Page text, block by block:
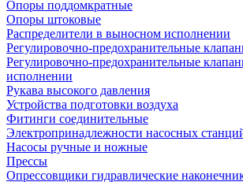
Опоры поддомкратные
Опоры штоковые
Распределители в выносном исполнении
Регулировочно-предохранительные
Регулировочно-предохранительные
исполнении
Рукава высокого давления
Устройства подготовки воздуха
Фитинги соединительные
Электропринадлежности насосных
Насосы ручные и ножные
Прессы
Опрессовщики гидравлические